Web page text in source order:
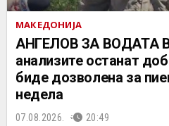
МАКЕДОНИЈА
АНГЕЛОВ ЗА ВОДАТА
анализите останат
биде дозволена за
недела
07.08.2026. 20:49